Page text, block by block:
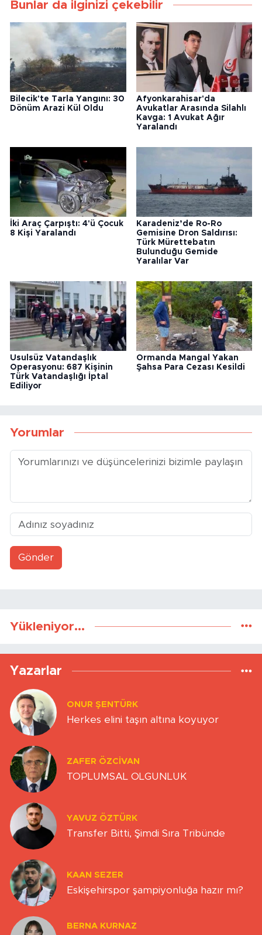
Bunlar da ilginizi çekebilir
Bilecik'te Tarla Yangını: 30
Dönüm Arazi Kül Oldu
Afyonkarahisar'da
Avukatlar Arasında Silahlı
Kavga: 1 Avukat Ağır
Yaralandı
İki Araç Çarpıştı: 4'ü Çocuk
8 Kişi Yaralandı
Karadeniz’de Ro-Ro
Gemisine Dron Saldırısı:
Türk Mürettebatın
Bulunduğu Gemide
Yaralılar Var
Usulsüz Vatandaşlık
Operasyonu: 687 Kişinin
Türk Vatandaşlığı İptal
Ediliyor
Ormanda Mangal Yakan
Şahsa Para Cezası Kesildi
Yorumlar
Gönder
Yükleniyor...
Yazarlar
ONUR ŞENTÜRK
Herkes elini taşın altına koyuyor
ZAFER ÖZCIVAN
TOPLUMSAL OLGUNLUK
YAVUZ ÖZTÜRK
Transfer Bitti, Şimdi Sıra Tribünde
KAAN SEZER
Eskişehirspor şampiyonluğa hazır mı?
BERNA KURNAZ